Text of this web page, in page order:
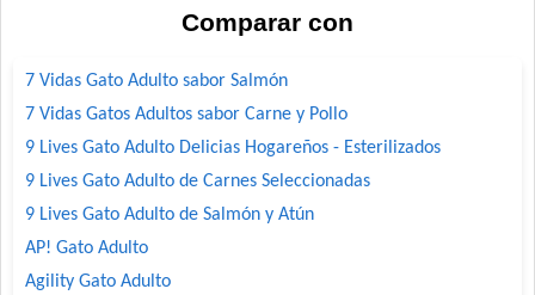
Comparar con
7 Vidas Gato Adulto sabor Salmón
7 Vidas Gatos Adultos sabor Carne y Pollo
9 Lives Gato Adulto Delicias Hogareños - Esterilizados
9 Lives Gato Adulto de Carnes Seleccionadas
9 Lives Gato Adulto de Salmón y Atún
AP! Gato Adulto
Agility Gato Adulto